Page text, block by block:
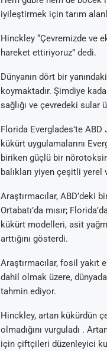
iyileştirmek için tarım
Hinckley “Çevremizde ve
hareket ettiriyoruz” dedi.
Dünyanın dört bir
koymaktadır. Şimdiye
sağlığı ve çevredeki sular
Florida Everglades’te ABD
kükürt uygulamalarını
biriken güçlü bir
balıkları yiyen çeşitli
Araştırmacılar, ABD’deki
Ortabatı’da mısır;
kükürt modelleri, asit
arttığını gösterdi.
Araştırmacılar, fosil yakıt
dahil olmak üzere,
tahmin ediyor.
Hinckley, artan kükürdün
olmadığını vurguladı .
için çiftçileri düzenleyici